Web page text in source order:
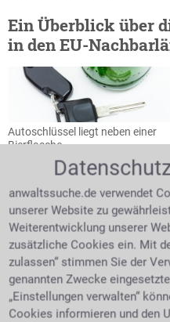
Ein Überblick über
in den EU-
Autoschlüssel liegt neben einer
Bierflasche
groben Richtwert geben
Promillegrenzwerte
Reiseantritt ist es zu
veränderte Werte zu
Die allgemeine
unseren
anwaltssuche.de verwendet
unserer Website zu
Weiterentwicklung unserer
zusätzliche Cookies ein. Mit
zulassen“ stimmen Sie der
genannten Zwecke
„Einstellungen verwalten“
Cookies informieren und den